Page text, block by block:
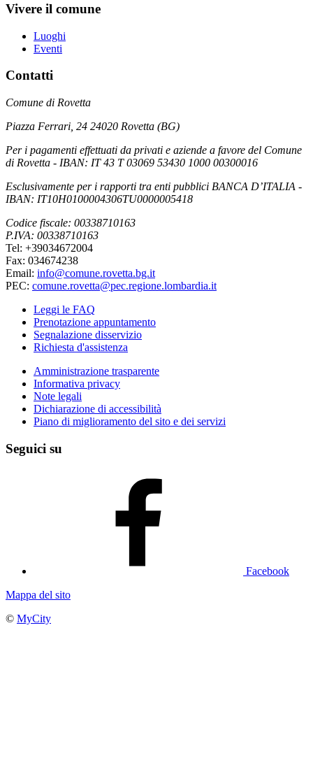
Vivere il comune
Luoghi
Eventi
Contatti
Comune di Rovetta
Piazza Ferrari, 24 24020 Rovetta (BG)
Per i pagamenti effettuati da privati e aziende a favore del Comune
di Rovetta - IBAN: IT 43 T 03069 53430 1000 00300016
Esclusivamente per i rapporti tra enti pubblici BANCA D’ITALIA -
IBAN: IT10H0100004306TU0000005418
Codice fiscale: 00338710163
P.IVA: 00338710163
Tel: +39034672004
Fax: 034674238
Email: info@comune.rovetta.bg.it
PEC: comune.rovetta@pec.regione.lombardia.it
Leggi le FAQ
Prenotazione appuntamento
Segnalazione disservizio
Richiesta d'assistenza
Amministrazione trasparente
Informativa privacy
Note legali
Dichiarazione di accessibilità
Piano di miglioramento del sito e dei servizi
Seguici su
Facebook
Mappa del sito
© MyCity